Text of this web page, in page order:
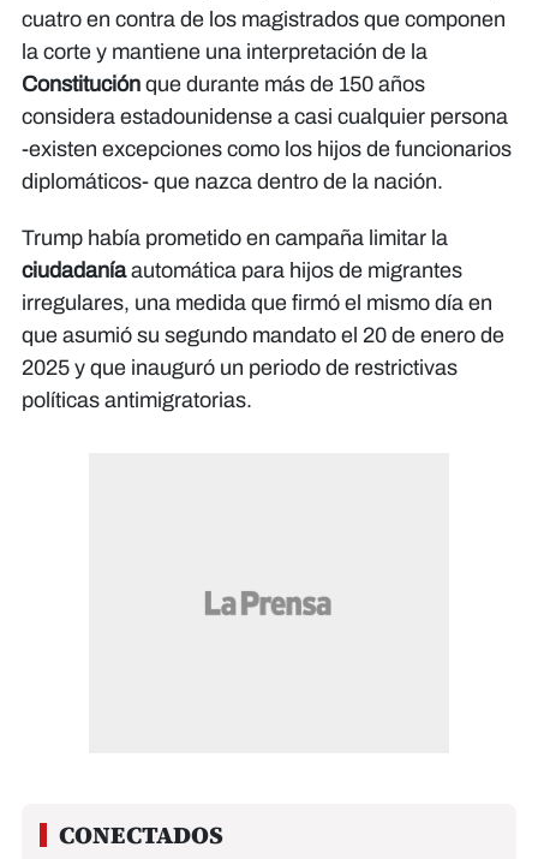
cuatro en contra de los magistrados que componen
la corte y mantiene una interpretación de la
Constitución que durante más de 150 años
considera estadounidense a casi cualquier persona
-existen excepciones como los hijos de funcionarios
diplomáticos- que nazca dentro de la nación.
Trump había prometido en campaña limitar la
ciudadaníaautomática para hijos de migrantes
irregulares, una medida que firmó el mismo día en
que asumió su segundo mandato el 20 de enero de
2025 y que inauguró un periodo de restrictivas
políticas antimigratorias.